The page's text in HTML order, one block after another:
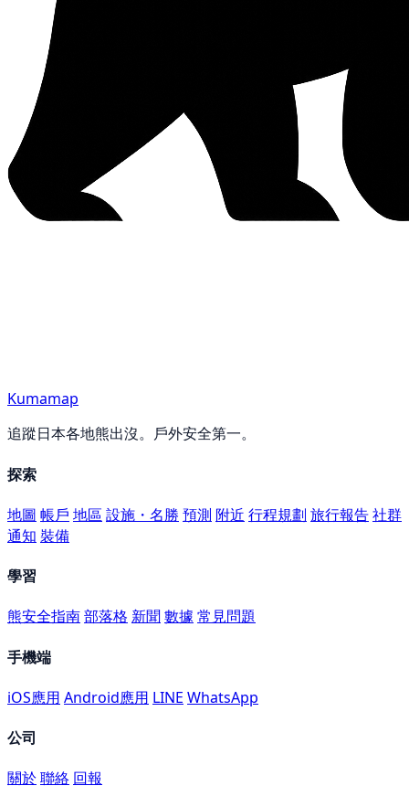
Kumamap
追蹤日本各地熊出沒。戶外安全第一。
探索
地圖 帳戶 地區 設施・名勝 預測 附近 行程規劃 旅行報告社群
通知 裝備
學習
熊安全指南部落格 新聞數據 常見問題
手機端
iOS應用 Android應用 LINE WhatsApp
公司
關於聯絡 回報